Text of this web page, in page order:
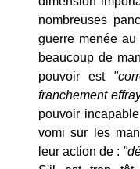
nombreuses
guerre menée
beaucoup de
pouvoir est
franchement
pouvoir
vomi sur les
leur action de :